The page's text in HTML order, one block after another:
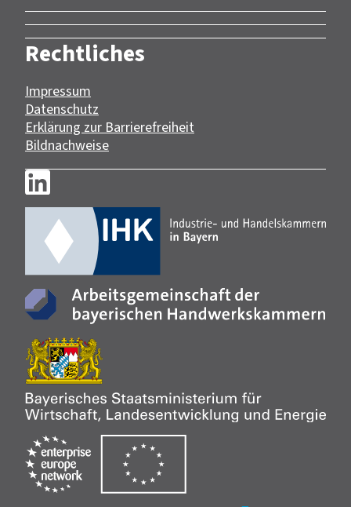
Rechtliches
Impressum
Datenschutz
Erklärung zur Barrierefreiheit
Bildnachweise